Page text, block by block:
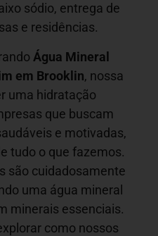
sódio, entrega de
e residências.
Água Mineral
em Brooklin, nossa
uma hidratação
que buscam
e motivadas,
tudo o que fazemos.
são cuidadosamente
uma água mineral
minerais essenciais.
como nossos